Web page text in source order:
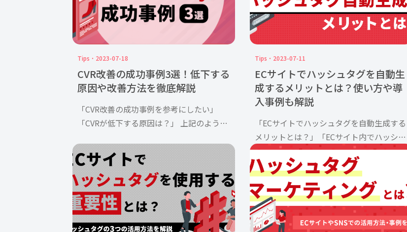
Tips 2023-07-18
CVR改善の成功事例3選！低下する
原因や改善方法を徹底解説
「CVR改善の成功事例を参考にしたい」
「CVRが低下する原因は？」 上記のような
ょうか？ CVRが高ければ高いほど、ECサイ
トに訪れたユーザーのニーズを満たすコン
テンツということがわ […]
Tips 2023-07-11
ECサイトでハッシュタグを自動生
成するメリットとは？使い方や導
入事例も解説
「ECサイトでハッシュタグを自動生成する
メリットとは？」「ECサイト内でハッシュ
タグを使う際のコツを知りたい」 上記のよ
うな疑問を抱えている方もいるのではない
でしょうか？ ECサイトでハッシュタグを
自動生成するメリットは […]